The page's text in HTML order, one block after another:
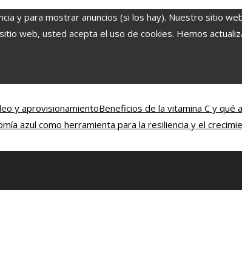
y para mostrar anuncios (si los hay). Nuestro sitio
web, usted acepta el uso de cookies. Hemos
y aprovisionamientoBeneficios de la vitamina C y qué
azul como herramienta para la resiliencia y el